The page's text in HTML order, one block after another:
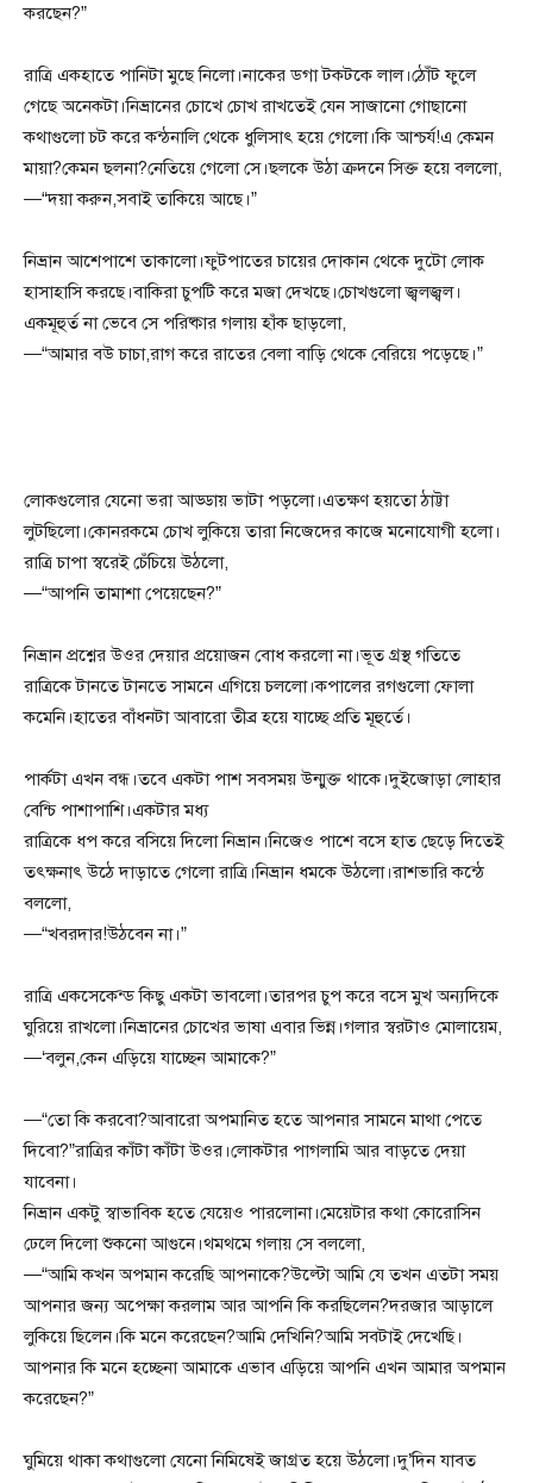
করছেন?”
রাত্রি একহাতে পানিটা মুছে নিলো।নাকের ডগা টকটকে লাল।ঠোঁট ফুলে
গেছে অনেকটা।নিভ্রানের চোখে চোখ রাখতেই যেন সাজানো গোছানো
কথাগুলো চট করে কন্ঠনালি থেকে ধুলিসাৎ হয়ে গেলো।কি আশ্চর্য!এ কেমন
মায়া?কেমন ছলনা?নেতিয়ে গেলো সে।ছলকে উঠা ক্রদনে সিক্ত হয়ে বললো,
—“দয়া করুন,সবাই তাকিয়ে আছে।”
নিভ্রান আশেপাশে তাকালো।ফুটপাতের চায়ের দোকান থেকে দুটো লোক
হাসাহাসি করছে।বাকিরা চুপটি করে মজা দেখছে।চোখগুলো জ্বলজ্বল।
একমূহুর্ত না ভেবে সে পরিষ্কার গলায় হাঁক ছাড়লো,
—“আমার বউ চাচা,রাগ করে রাতের বেলা বাড়ি থেকে বেরিয়ে পড়েছে।”
লোকগুলোর যেনো ভরা আড্ডায় ভাটা পড়লো।এতক্ষণ হয়তো ঠাট্টা
লুটছিলো।কোনরকমে চোখ লুকিয়ে তারা নিজেদের কাজে মনোযোগী হলো।
রাত্রি চাপা স্বরেই চেঁচিয়ে উঠলো,
—“আপনি তামাশা পেয়েছেন?”
নিভ্রান প্রশ্নের উওর দেয়ার প্রয়োজন বোধ করলো না।ভূত গ্রস্থ গতিতে
রাত্রিকে টানতে টানতে সামনে এগিয়ে চললো।কপালের রগগুলো ফোলা
কমেনি।হাতের বাঁধনটা আবারো তীব্র হয়ে যাচ্ছে প্রতি মূহুর্তে।
পার্কটা এখন বন্ধ।তবে একটা পাশ সবসময় উন্মুক্ত থাকে।দুইজোড়া লোহার
বেন্চি পাশাপাশি।একটার মধ্য
রাত্রিকে ধপ করে বসিয়ে দিলো নিভ্রান।নিজেও পাশে বসে হাত ছেড়ে দিতেই
তৎক্ষনাৎ উঠে দাড়াতে গেলো রাত্রি।নিভ্রান ধমকে উঠলো।রাশভারি কন্ঠে
বললো,
—“খবরদার!উঠবেন না।”
রাত্রি একসেকেন্ড কিছু একটা ভাবলো।তারপর চুপ করে বসে মুখ অন্যদিকে
ঘুরিয়ে রাখলো।নিভ্রানের চোখের ভাষা এবার ভিন্ন।গলার স্বরটাও মোলায়েম,
—‘বলুন,কেন এড়িয়ে যাচ্ছেন আমাকে?”
—“তো কি করবো?আবারো অপমানিত হতে আপনার সামনে মাথা পেতে
দিবো?”রাত্রির কাঁটা কাঁটা উওর।লোকটার পাগলামি আর বাড়তে দেয়া
যাবেনা।
নিভ্রান একটু স্বাভাবিক হতে যেয়েও পারলোনা।মেয়েটার কথা কোরোসিন
ঢেলে দিলো শুকনো আগুনে।থমথমে গলায় সে বললো,
—“আমি কখন অপমান করেছি আপনাকে?উল্টো আমি যে তখন এতটা সময়
আপনার জন্য অপেক্ষা করলাম আর আপনি কি করছিলেন?দরজার আড়ালে
লুকিয়ে ছিলেন।কি মনে করেছেন?আমি দেখিনি?আমি সবটাই দেখেছি।
আপনার কি মনে হচ্ছেনা আমাকে এভাব এড়িয়ে আপনি এখন আমার অপমান
করেছেন?”
ঘুমিয়ে থাকা কথাগুলো যেনো নিমিষেই জাগ্রত হয়ে উঠলো।দু’দিন যাবত